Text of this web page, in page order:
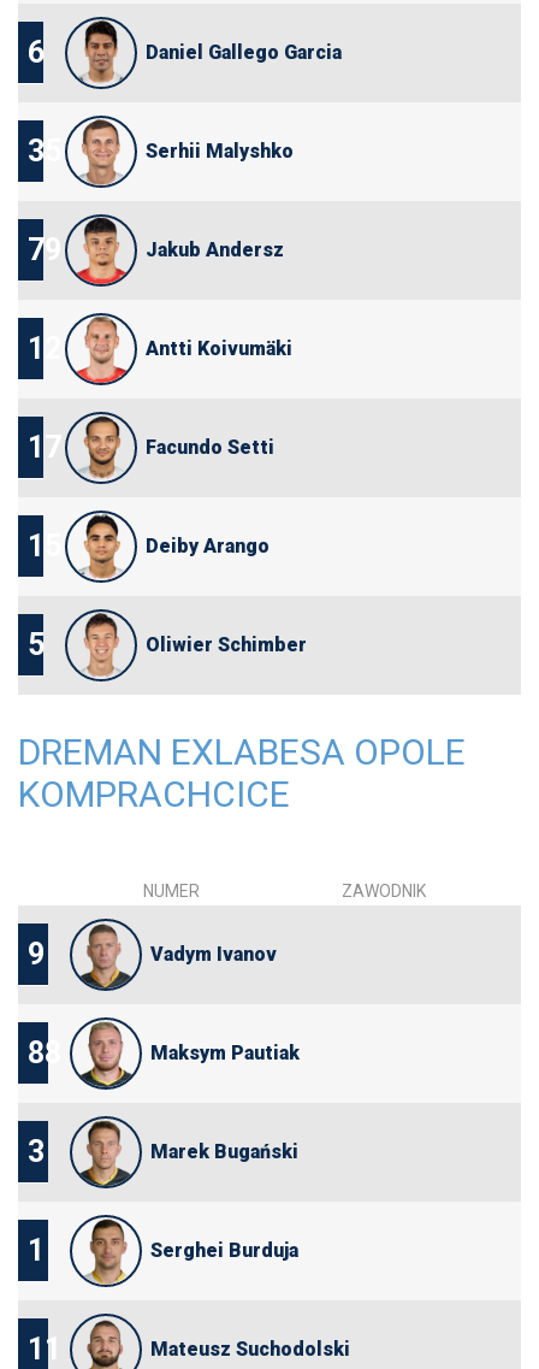
6 Daniel Gallego Garcia
35 Serhii Malyshko
79 Jakub Andersz
12 Antti Koivumäki
17 Facundo Setti
15 Deiby Arango
5 Oliwier Schimber
DREMAN EXLABESA OPOLE
KOMPRACHCICE
NUMER ZAWODNIK
9 Vadym Ivanov
88 Maksym Pautiak
3 Marek Bugański
1 Serghei Burduja
11 Mateusz Suchodolski